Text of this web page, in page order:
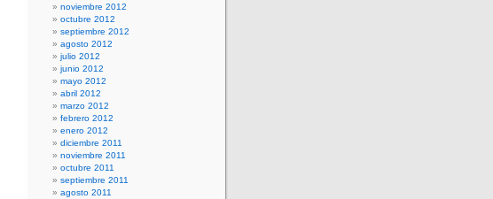
noviembre 2012
octubre 2012
septiembre 2012
agosto 2012
julio 2012
junio 2012
mayo 2012
abril 2012
marzo 2012
febrero 2012
enero 2012
diciembre 2011
noviembre 2011
octubre 2011
septiembre 2011
agosto 2011